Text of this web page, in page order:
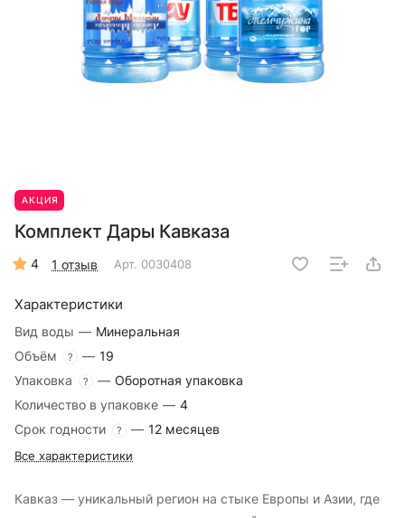
АКЦИЯ
Комплект Дары Кавказа
4 1 отзыв Арт. 0030408
Характеристики
Вид воды — Минеральная
Объём
? — 19
Упаковка
? — Оборотная упаковка
Количество в упаковке — 4
Срок годности
? — 12 месяцев
Все характеристики
Кавказ — уникальный регион на стыке Европы и Азии, где